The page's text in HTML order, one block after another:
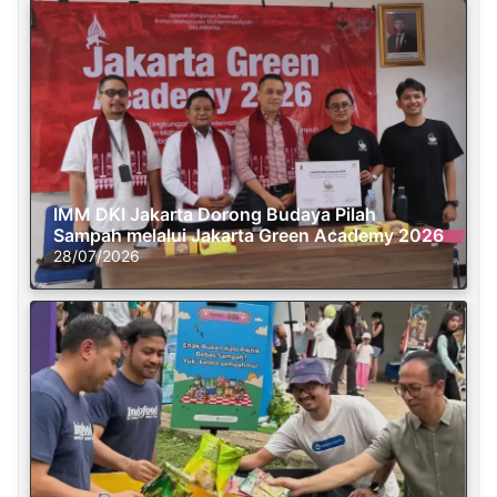
IMM DKI Jakarta Dorong Budaya Pilah
Sampah melalui Jakarta Green Academy 2026
28/07/2026